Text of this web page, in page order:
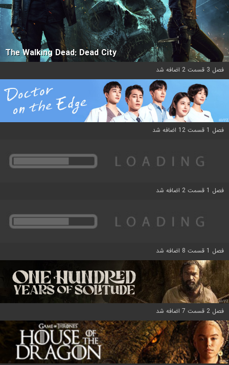
The Walking Dead: Dead City
فصل 3 قسمت 2 اضافه شد
فصل 1 قسمت 12 اضافه شد
فصل 1 قسمت 2 اضافه شد
فصل 1 قسمت 8 اضافه شد
فصل 2 قسمت 7 اضافه شد